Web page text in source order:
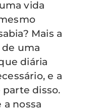
vida
Mais a
de uma
diária
e a
parte disso.
a nossa